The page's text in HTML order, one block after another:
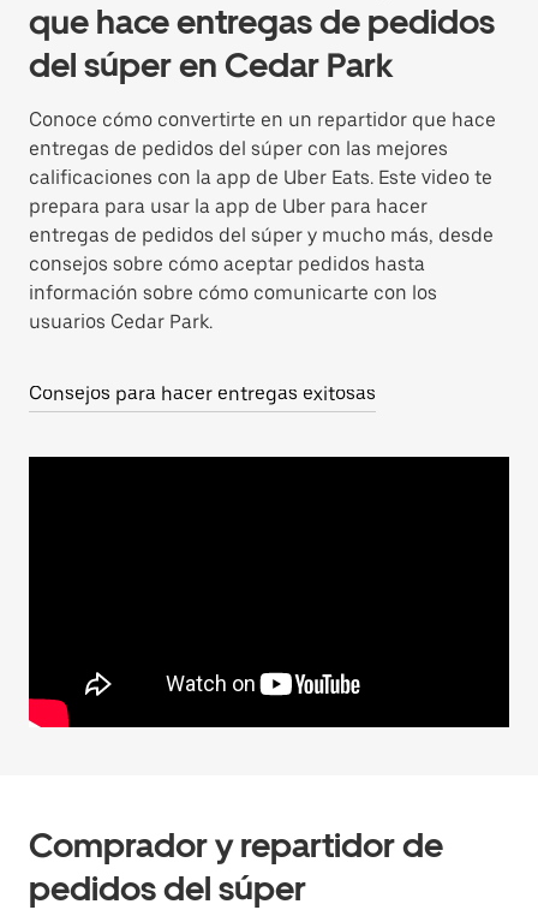
que hace entregas de pedidos
del súper en Cedar Park
Conoce cómo convertirte en un repartidor que hace
entregas de pedidos del súper con las mejores
calificaciones con la app de Uber Eats. Este video te
prepara para usar la app de Uber para hacer
entregas de pedidos del súper y mucho más, desde
consejos sobre cómo aceptar pedidos hasta
información sobre cómo comunicarte con los
usuarios Cedar Park.
Consejos para hacer entregas exitosas
Comprador y repartidor de
pedidos del súper